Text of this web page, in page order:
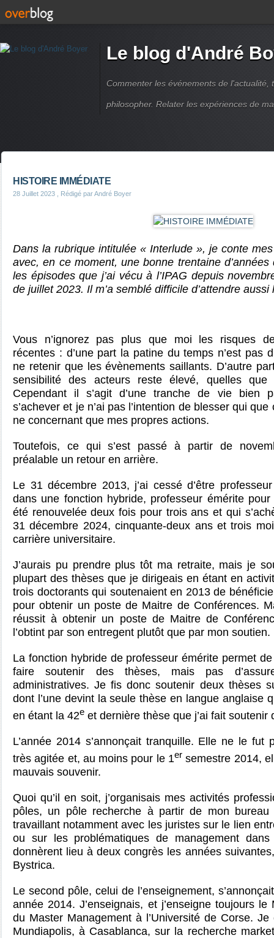
Le blog d'André
Commenter les événements de
philosopher. Relater les expériences de
HISTOIRE IMMÉDIATE
28 Juillet 2023 , Rédigé par André Boyer
Dans la rubrique intitulée « Interlude », je conte
avec, en ce moment, une bonne trentaine
les épisodes que j’ai vécu à l’IPAG depuis
de juillet 2023. Il m’a semblé difficile d’attendre
Vous n’ignorez pas plus que moi les risques
récentes : d’une part la patine du temps n’est pas
ne retenir que les évènements saillants. D’autre
sensibilité des acteurs reste élevé, quelles que
Cependant il s’agit d’une tranche de vie bien
s’achever et je n’ai pas l’intention de blesser qui
ne concernant que mes propres actions.
Toutefois, ce qui s’est passé à partir de
préalable un retour en arrière.
Le 31 décembre 2013, j’ai cessé d’être
dans une fonction hybride, professeur émérite
été renouvelée deux fois pour trois ans et qui
31 décembre 2024, cinquante-deux ans et trois
carrière universitaire.
J’aurais pu prendre plus tôt ma retraite, mais je
plupart des thèses que je dirigeais en étant en
trois doctorants qui soutenaient en 2013 de
pour obtenir un poste de Maitre de Conférences.
réussit à obtenir un poste de Maitre de
l’obtint par son entregent plutôt que par mon soutien.
La fonction hybride de professeur émérite permet
faire soutenir des thèses, mais pas
administratives. Je fis donc soutenir deux thèses
dont l’une devint la seule thèse en langue anglaise
en étant la 42e et dernière thèse que j’ai fait soutenir
L’année 2014 s’annonçait tranquille. Elle ne le fut
très agitée et, au moins pour le 1er semestre 2014,
mauvais souvenir.
Quoi qu’il en soit, j’organisais mes activités
pôles, un pôle recherche à partir de mon
travaillant notamment avec les juristes sur le lien
ou sur les problématiques de management
donnèrent lieu à deux congrès les années
Bystrica.
Le second pôle, celui de l’enseignement,
année 2014. J’enseignais, et j’enseigne toujours
du Master Management à l’Université de Corse.
Mundiapolis, à Casablanca, sur la recherche